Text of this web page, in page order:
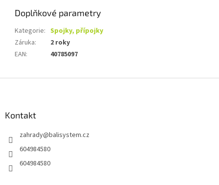
Doplňkové parametry
Kategorie: Spojky, přípojky
Záruka:
2 roky
EAN: 40785097
Kontakt
zahrady@balisystem.cz
604984580
604984580